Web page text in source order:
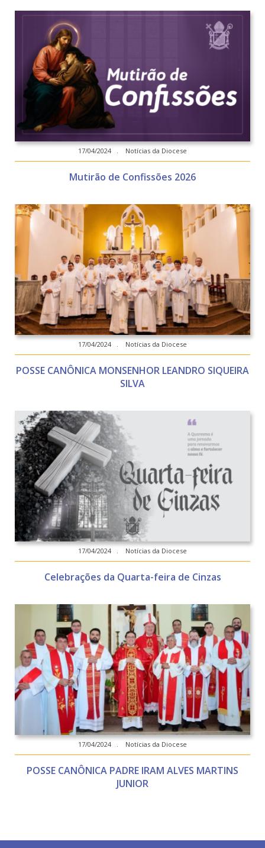
17/04/2024 . Notícias da Diocese
Mutirão de Confissões 2026
17/04/2024 . Notícias da Diocese
POSSE CANÔNICA MONSENHOR LEANDRO SIQUEIRA
SILVA
17/04/2024 . Notícias da Diocese
Celebrações da Quarta-feira de Cinzas
17/04/2024 . Notícias da Diocese
POSSE CANÔNICA PADRE IRAM ALVES MARTINS
JUNIOR